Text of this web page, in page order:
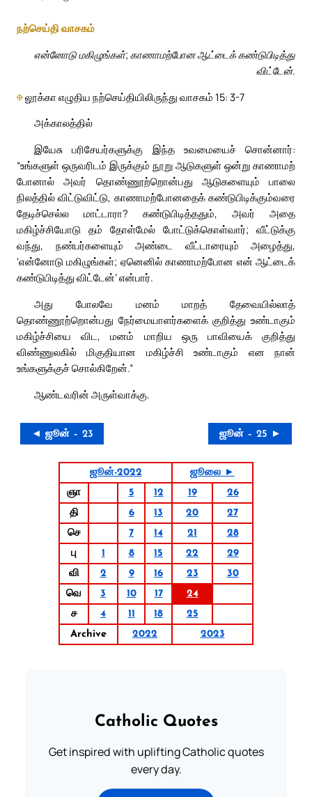
நற்செய்தி வாசகம்
என்னோடு மகிழுங்கள்; காணாமற்போன ஆட்டைக் கண்டுபிடித்து
விட்டேன்.
✠லூக்கா எழுதிய நற்செய்தியிலிருந்து வாசகம் 15: 3-7
அக்காலத்தில்
இயேசு பரிசேயர்களுக்கு இந்த உவமையைச் சொன்னார்:
“உங்களுள் ஒருவரிடம் இருக்கும் நூறு ஆடுகளுள் ஒன்று காணாமற்
போனால் அவர் தொண்ணூற்றொன்பது ஆடுகளையும் பாலை
நிலத்தில் விட்டுவிட்டு, காணாமற்போனதைக் கண்டுபிடிக்கும்வரை
தேடிச்செல்ல மாட்டாரா? கண்டுபிடித்ததும், அவர் அதை
மகிழ்ச்சியோடு தம் தோள்மேல் போட்டுக்கொள்வார்; வீட்டுக்கு
வந்து, நண்பர்களையும் அண்டை வீட்டாரையும் அழைத்து,
‘என்னோடு மகிழுங்கள்; ஏனெனில் காணாமற்போன என் ஆட்டைக்
கண்டுபிடித்து விட்டேன்’ என்பார்.
அது போலவே மனம் மாறத் தேவையில்லாத்
தொண்ணூற்றொன்பது நேர்மையாளர்களைக் குறித்து உண்டாகும்
மகிழ்ச்சியை விட, மனம் மாறிய ஒரு பாவியைக் குறித்து
விண்ணுலகில் மிகுதியான மகிழ்ச்சி உண்டாகும் என நான்
உங்களுக்குச் சொல்கிறேன்.”
ஆண்டவரின் அருள்வாக்கு.
◄ ஜூன் – 23 ஜூன் – 25 ►
ஜூன்-2022
ஜூலை ►
ஞா
5 12 19
26
தி
6 13 20
27
செ
7 14 21
28
பு
1 8 15 22
29
வி
2 9 16 23
30
வெ
3 10 17
24
ச
4 11 18
25
Archive
2022 2023
Catholic Quotes
Get inspired with uplifting Catholic quotes
every day.